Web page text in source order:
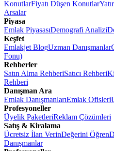
KonutlarFiyatı Düşen Konutlar
Arsalar
Piyasa
Emlak PiyasasıDemografi Analizi
Keşfet
Emlakjet BlogUzman Danışmanlar
Fonu)
Rehberler
Satın Alma RehberiSatıcı Rehberi
Rehberi
Danışman Ara
Emlak DanışmanlarıEmlak Ofisleri
Profesyoneller
Üyelik PaketleriReklam Çözümleri
Satış & Kiralama
Ücretsiz İlan VerinDeğerini Öğren
Danışmanlar